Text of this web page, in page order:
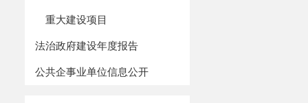
重大建设项目
法治政府建设年度报告
公共企事业单位信息公开